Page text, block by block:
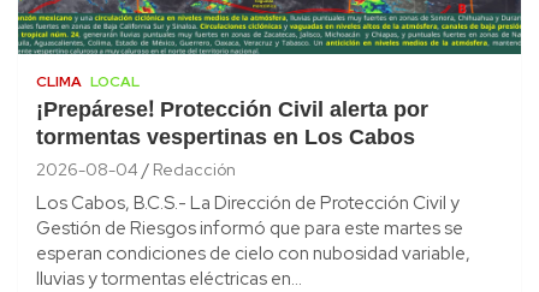
CLIMA LOCAL
¡Prepárese! Protección Civil alerta por
tormentas vespertinas en Los Cabos
2026-08-04 Redacción
Los Cabos, B.C.S.- La Dirección de Protección Civil y
Gestión de Riesgos informó que para este martes se
esperan condiciones de cielo con nubosidad variable,
lluvias y tormentas eléctricas en…